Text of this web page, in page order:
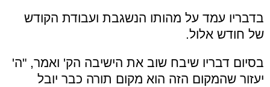
בדבריו עמד על מהותו הנשגבת ועבודת הקודש
של חודש אלול.
בסיום דבריו שיבח שוב את הישיבה הק' ואמר, "ה'
יעזור שהמקום הזה הוא מקום תורה כבר יובל